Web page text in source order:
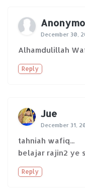
December 30,
Alhamdulillah
Reply
Jue
December 31,
tahniah wafiq...
belajar rajin2 ye
Reply